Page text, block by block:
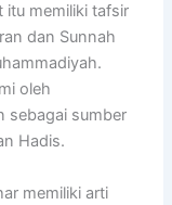
itu memiliki tafsir
dan Sunnah
oleh
sebagai sumber
Hadis.
memiliki arti